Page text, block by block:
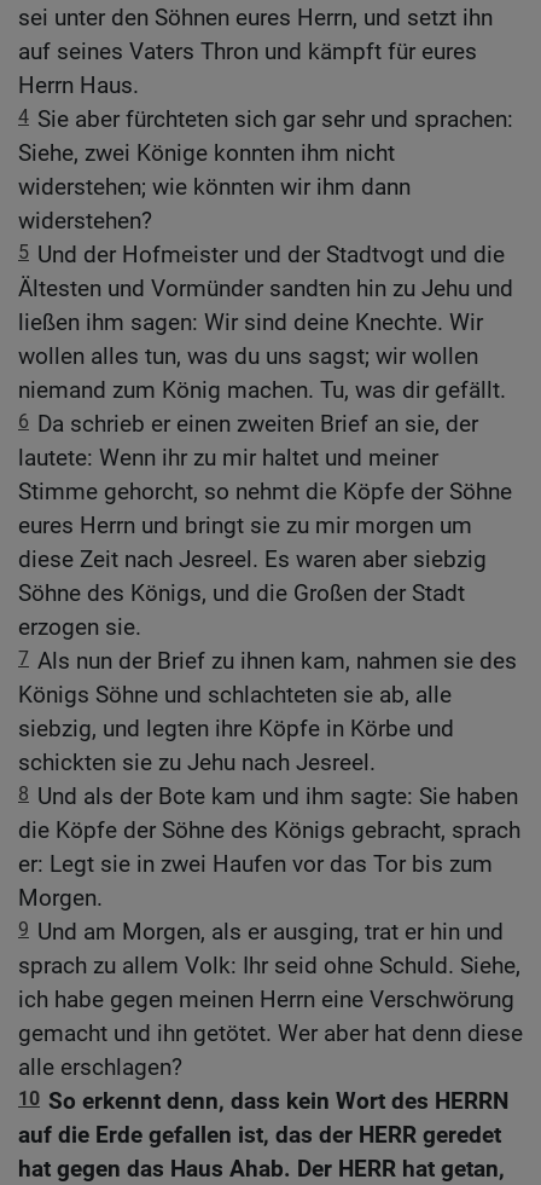
sei unter den Söhnen eures Herrn, und setzt ihn
auf seines Vaters Thron und kämpft für eures
Herrn Haus.
4 Sie aber fürchteten sich gar sehr und sprachen:
Siehe, zwei Könige konnten ihm nicht
widerstehen; wie könnten wir ihm dann
widerstehen?
5 Und der Hofmeister und der Stadtvogt und die
Ältesten und Vormünder sandten hin zu Jehu und
ließen ihm sagen: Wir sind deine Knechte. Wir
wollen alles tun, was du uns sagst; wir wollen
niemand zum König machen. Tu, was dir gefällt.
6 Da schrieb er einen zweiten Brief an sie, der
lautete: Wenn ihr zu mir haltet und meiner
Stimme gehorcht, so nehmt die Köpfe der Söhne
eures Herrn und bringt sie zu mir morgen um
diese Zeit nach Jesreel. Es waren aber siebzig
Söhne des Königs, und die Großen der Stadt
erzogen sie.
7 Als nun der Brief zu ihnen kam, nahmen sie des
Königs Söhne und schlachteten sie ab, alle
siebzig, und legten ihre Köpfe in Körbe und
schickten sie zu Jehu nach Jesreel.
8 Und als der Bote kam und ihm sagte: Sie haben
die Köpfe der Söhne des Königs gebracht, sprach
er: Legt sie in zwei Haufen vor das Tor bis zum
Morgen.
9 Und am Morgen, als er ausging, trat er hin und
sprach zu allem Volk: Ihr seid ohne Schuld. Siehe,
ich habe gegen meinen Herrn eine Verschwörung
gemacht und ihn getötet. Wer aber hat denn diese
alle erschlagen?
10 So erkennt denn, dass kein Wort des HERRN
auf die Erde gefallen ist, das der HERR geredet
hat gegen das Haus Ahab. Der HERR hat getan,